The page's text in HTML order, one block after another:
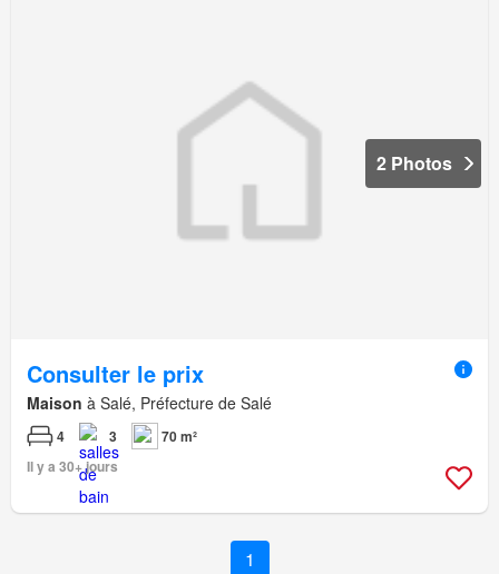
2 Photos
Consulter le prix
Maison à Salé, Préfecture de Salé
4 3
70 m²
Il y a 30+ jours
1